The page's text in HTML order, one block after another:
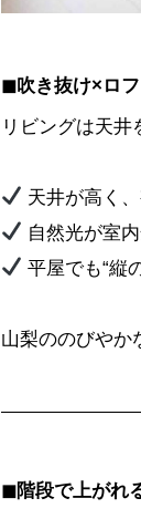
◼︎吹き抜け×ロ
リビングは天井
天井が高く
自然光が室
平屋でも“縦
山梨ののびやか
◼︎階段で上がれ